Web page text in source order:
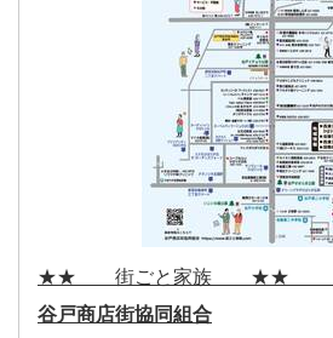
★★ 街ごと家
谷戸商店街協同組合